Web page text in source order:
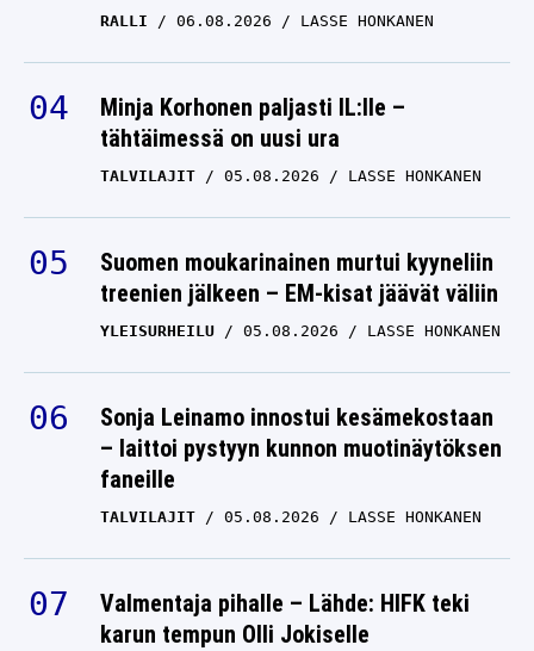
RALLI 06.08.2026 LASSE HONKANEN
Minja Korhonen paljasti IL:lle –
tähtäimessä on uusi ura
TALVILAJIT 05.08.2026 LASSE HONKANEN
Suomen moukarinainen murtui kyyneliin
treenien jälkeen – EM-kisat jäävät väliin
YLEISURHEILU 05.08.2026 LASSE HONKANEN
Sonja Leinamo innostui kesämekostaan
– laittoi pystyyn kunnon muotinäytöksen
faneille
TALVILAJIT 05.08.2026 LASSE HONKANEN
Valmentaja pihalle – Lähde: HIFK teki
karun tempun Olli Jokiselle